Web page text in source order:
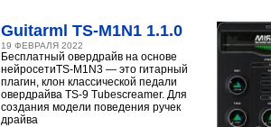
Guitarml TS-M1N1 1.1.0
19 ФЕВРАЛЯ 2022
Бесплатный овердрайв на основе
нейросетиTS-M1N3 — это гитарный
плагин, клон классической педали
овердрайва TS-9 Tubescreamer. Для
создания модели поведения ручек
драйва